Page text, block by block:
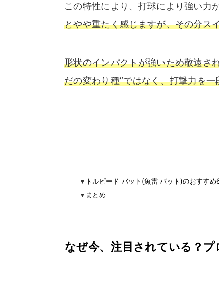
この特性により、打球により強い力
とやや重たく感じますが、その分ス
形状のインパクトが強いため敬遠さ
だの変わり種”ではなく、打撃力を
トルピード バット(魚雷 バット)のおすすめ
まとめ
なぜ今、注目されている？